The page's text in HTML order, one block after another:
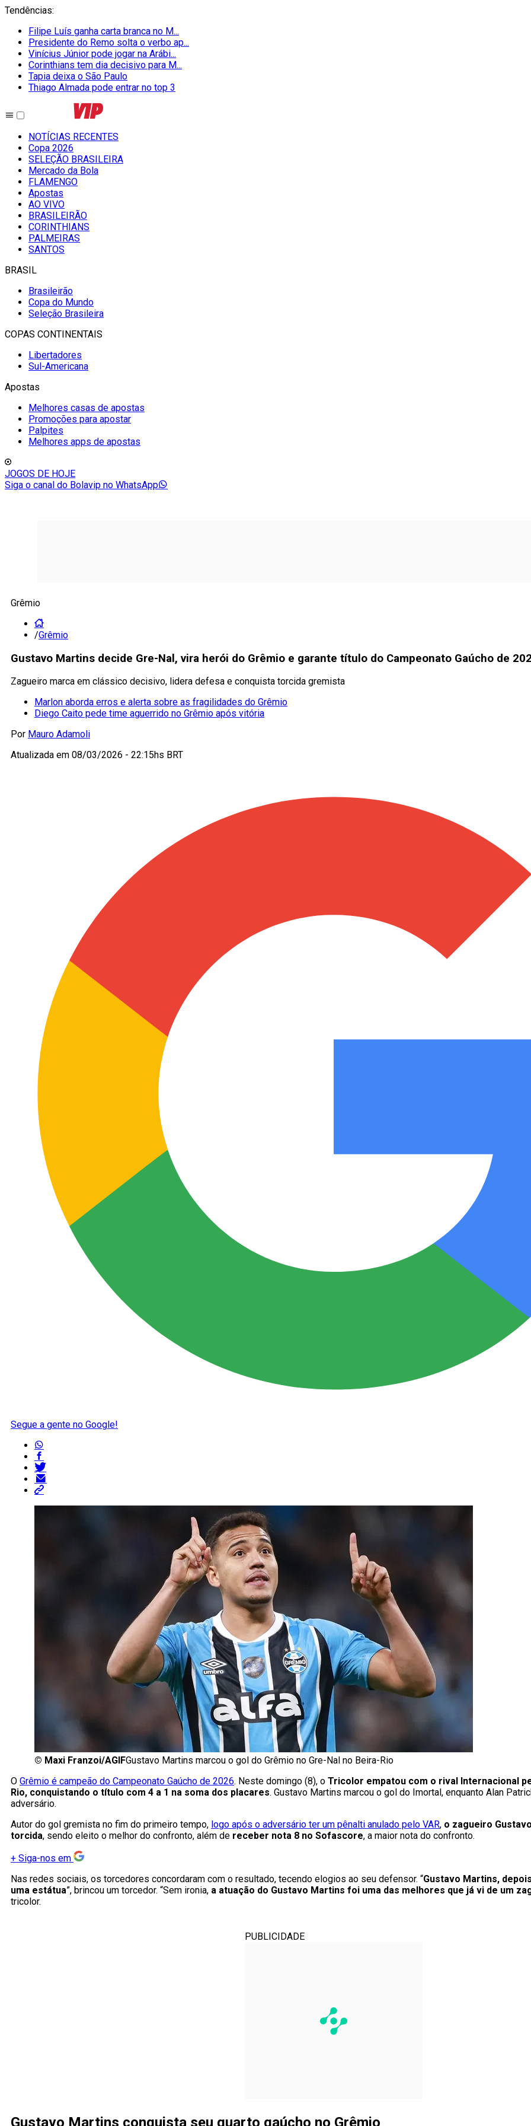
Tendências:
Filipe Luís ganha carta branca no M...
Presidente do Remo solta o verbo ap...
Vinícius Júnior pode jogar na Arábi...
Corinthians tem dia decisivo para M...
Tapia deixa o São Paulo
Thiago Almada pode entrar no top 3
NOTÍCIAS RECENTES
Copa 2026
SELEÇÃO BRASILEIRA
Mercado da Bola
FLAMENGO
Apostas
AO VIVO
BRASILEIRÃO
CORINTHIANS
PALMEIRAS
SANTOS
BRASIL
Brasileirão
Copa do Mundo
Seleção Brasileira
COPAS CONTINENTAIS
Libertadores
Sul-Americana
Apostas
Melhores casas de apostas
Promoções para apostar
Palpites
Melhores apps de apostas
JOGOS DE HOJE
Siga o canal do Bolavip no WhatsApp
Grêmio
/Grêmio
Gustavo Martins decide Gre-Nal, vira herói do Grêmio e garante título do Campeonato Gaúcho de
Zagueiro marca em clássico decisivo, lidera defesa e conquista torcida gremista
Marlon aborda erros e alerta sobre as fragilidades do Grêmio
Diego Caito pede time aguerrido no Grêmio após vitória
Por Mauro Adamoli
Atualizada em 08/03/2026 - 22:15hs BRT
Segue a gente no Google!
© Maxi Franzoi/AGIFGustavo Martins marcou o gol do Grêmio no Gre-Nal no Beira-Rio
O Grêmio é campeão do Campeonato Gaúcho de 2026. Neste domingo (8), o Tricolor empatou com o rival Internacional
Rio, conquistando o título com 4 a 1 na soma dos placares. Gustavo Martins marcou o gol do Imortal, enquanto Alan
adversário.
Autor do gol gremista no fim do primeiro tempo, logo após o adversário ter um pênalti anulado pelo VAR, o zagueiro
torcida, sendo eleito o melhor do confronto, além de receber nota 8 no Sofascore, a maior nota do confronto.
+ Siga-nos em
Nas redes sociais, os torcedores concordaram com o resultado, tecendo elogios ao seu defensor. “Gustavo Martins,
uma estátua”, brincou um torcedor. “Sem ironia, a atuação do Gustavo Martins foi uma das melhores que já vi de um
tricolor.
PUBLICIDADE